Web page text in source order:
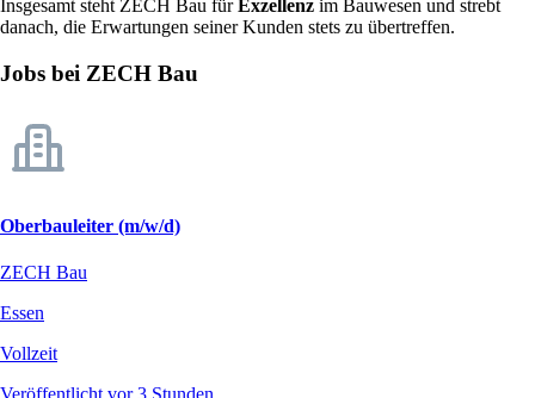
Insgesamt steht ZECH Bau fürExzellenz im Bauwesen und strebt
danach, die Erwartungen seiner Kunden stets zu übertreffen.
Jobs bei ZECH Bau
Oberbauleiter (m/w/d)
ZECH Bau
Essen
Vollzeit